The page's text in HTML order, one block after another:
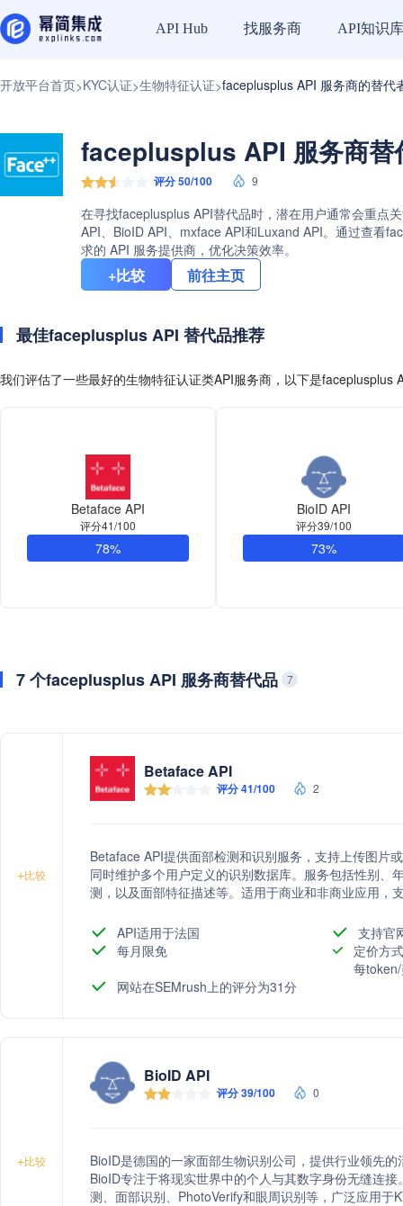
API Hub 找服务商 API知识库
开放平台首页>KYC认证>生物特征认证>faceplusplus API 服务商的替代
faceplusplus API 服务商替
评分 50/100 9
在寻找faceplusplus API替代品时，潜在用户通常会重点
API、BioID API、mxface API和Luxand API。通过查看
求的 API 服务提供商，优化决策效率。
+比较 前往主页
最佳faceplusplus API 替代品推荐
我们评估了一些最好的生物特征认证类API服务商，以下是faceplusplus
Betaface API
评分41/100
78%
BioID API
评分39/100
73%
7 个faceplusplus API 服务商替代品 7
+比较
Betaface API
评分 41/100 2
Betaface API提供面部检测和识别服务，支持上传图片
同时维护多个用户定义的识别数据库。服务包括性别、
测，以及面部特征描述等。适用于商业和非商业应用，
API适用于法国
支持官
每月限免
定价方
每
网站在SEMrush上的评分为31分
+比较
BioID API
评分 39/100 0
BioID是德国的一家面部生物识别公司，提供行业领先
BioID专注于将现实世界中的个人与其数字身份无缝连
测、面部识别、PhotoVerify和眼周识别等，广泛应用于